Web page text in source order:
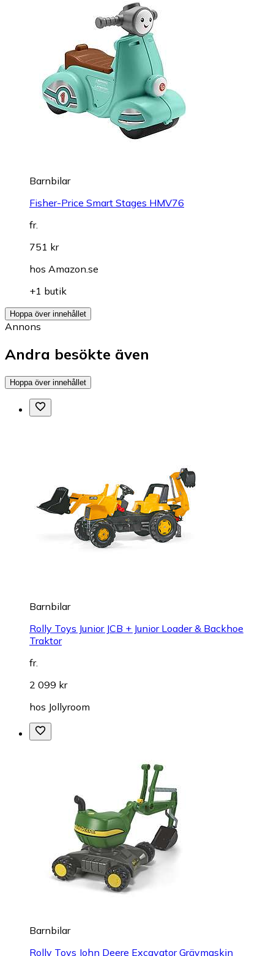
Barnbilar
Fisher-Price Smart Stages HMV76
fr.
751 kr
hos Amazon.se
+1 butik
Hoppa över innehållet
Annons
Andra besökte även
Hoppa över innehållet
Barnbilar
Rolly Toys Junior JCB + Junior Loader & Backhoe
Traktor
fr.
2 099 kr
hos Jollyroom
Barnbilar
Rolly Toys John Deere Excavator Grävmaskin